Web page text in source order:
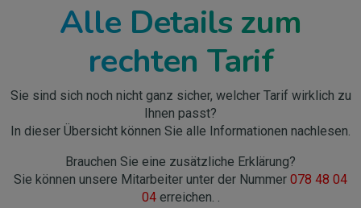
Alle Details zum
rechten Tarif
Sie sind sich noch nicht ganz sicher, welcher Tarif wirklich zu
Ihnen passt?
In dieser Übersicht können Sie alle Informationen nachlesen.
Brauchen Sie eine zusätzliche Erklärung?
Sie können unsere Mitarbeiter unter der Nummer 078 48 04
04erreichen. .